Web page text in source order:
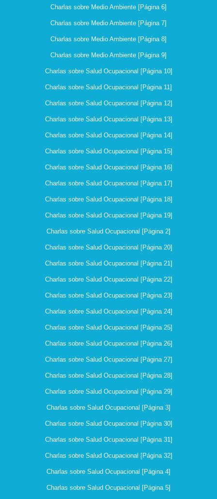
Charlas sobre Medio Ambiente [Página 6]
Charlas sobre Medio Ambiente [Página 7]
Charlas sobre Medio Ambiente [Página 8]
Charlas sobre Medio Ambiente [Página 9]
Charlas sobre Salud Ocupacional [Página 10]
Charlas sobre Salud Ocupacional [Página 11]
Charlas sobre Salud Ocupacional [Página 12]
Charlas sobre Salud Ocupacional [Página 13]
Charlas sobre Salud Ocupacional [Página 14]
Charlas sobre Salud Ocupacional [Página 15]
Charlas sobre Salud Ocupacional [Página 16]
Charlas sobre Salud Ocupacional [Página 17]
Charlas sobre Salud Ocupacional [Página 18]
Charlas sobre Salud Ocupacional [Página 19]
Charlas sobre Salud Ocupacional [Página 2]
Charlas sobre Salud Ocupacional [Página 20]
Charlas sobre Salud Ocupacional [Página 21]
Charlas sobre Salud Ocupacional [Página 22]
Charlas sobre Salud Ocupacional [Página 23]
Charlas sobre Salud Ocupacional [Página 24]
Charlas sobre Salud Ocupacional [Página 25]
Charlas sobre Salud Ocupacional [Página 26]
Charlas sobre Salud Ocupacional [Página 27]
Charlas sobre Salud Ocupacional [Página 28]
Charlas sobre Salud Ocupacional [Página 29]
Charlas sobre Salud Ocupacional [Página 3]
Charlas sobre Salud Ocupacional [Página 30]
Charlas sobre Salud Ocupacional [Página 31]
Charlas sobre Salud Ocupacional [Página 32]
Charlas sobre Salud Ocupacional [Página 4]
Charlas sobre Salud Ocupacional [Página 5]